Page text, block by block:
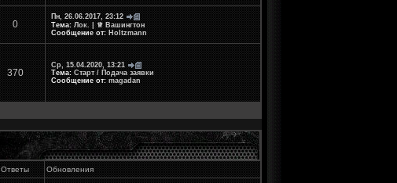
0
Пн, 26.06.2017, 23:12
Тема: Лок. | ♕ Вашингтон
Сообщение от: Holtzmann
370
Ср, 15.04.2020, 13:21
Тема: Старт / Подача заявки
Сообщение от: magadan
Ответы Обновления